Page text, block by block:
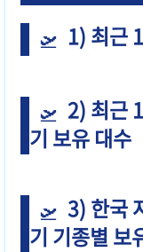
1) 최근
2) 최근
기 보유 대수
3) 한국
기 기종별 보